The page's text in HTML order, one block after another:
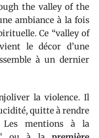
the valley of the
ambiance à la fois
Ce “valley of
le décor d’une
à un dernier
la violence. Il
quitte à rendre
Les mentions à la